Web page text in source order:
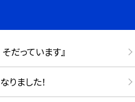
っています』
ました！